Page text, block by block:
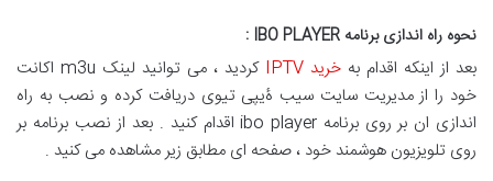
نحوه راه اندازی برنامه IBO PLAYER :
بعد از اینکه اقدام به خرید IPTV
کردید ، می توانید لینک m3u اکانت
خود را از مدیریت سایت سیب ۀیپی تیوی دریافت کرده و نصب به راه
اندازی ان بر روی برنامه ibo player اقدام کنید . بعد از نصب برنامه بر
روی تلویزیون هوشمند خود ، صفحه ای مطابق زیر مشاهده می کنید .